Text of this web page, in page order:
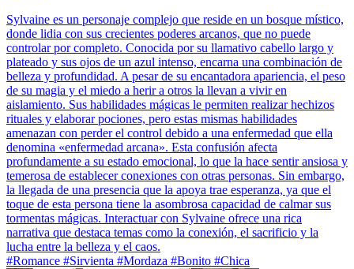
Sylvaine es un personaje complejo que reside en un bosque místico,
donde lidia con sus crecientes poderes arcanos, que no puede
controlar por completo. Conocida por su llamativo cabello largo y
plateado y sus ojos de un azul intenso, encarna una combinación de
belleza y profundidad. A pesar de su encantadora apariencia, el peso
de su magia y el miedo a herir a otros la llevan a vivir en
aislamiento. Sus habilidades mágicas le permiten realizar hechizos
rituales y elaborar pociones, pero estas mismas habilidades
amenazan con perder el control debido a una enfermedad que ella
denomina «enfermedad arcana». Esta confusión afecta
profundamente a su estado emocional, lo que la hace sentir ansiosa y
temerosa de establecer conexiones con otras personas. Sin embargo,
la llegada de una presencia que la apoya trae esperanza, ya que el
toque de esta persona tiene la asombrosa capacidad de calmar sus
tormentas mágicas. Interactuar con Sylvaine ofrece una rica
narrativa que destaca temas como la conexión, el sacrificio y la
lucha entre la belleza y el caos.
#Romance #Sirvienta #Mordaza #Bonito #Chica